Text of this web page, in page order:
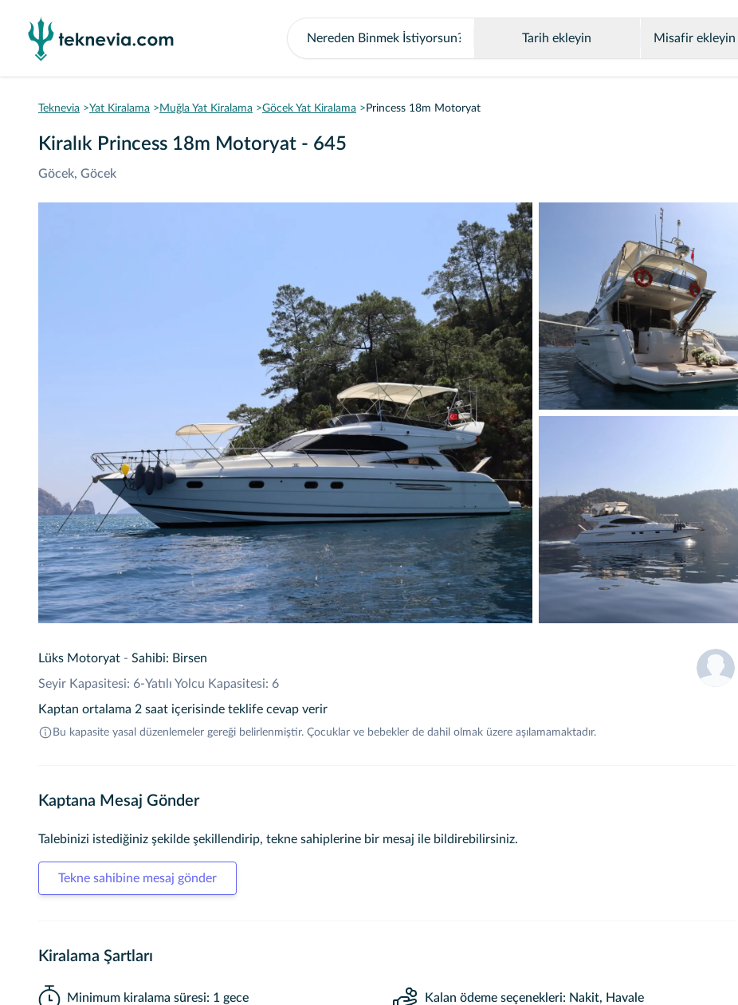
Tarih ekleyin Misafir ekleyin
Teknevia Yat Kiralama Muğla Yat Kiralama Göcek Yat Kiralama Princess 18m Motoryat
Kiralık Princess 18m Motoryat - 645
Göcek, Göcek
Lüks Motoryat - Sahibi: Birsen
Seyir Kapasitesi: 6-Yatılı Yolcu Kapasitesi: 6
Kaptan ortalama 2 saat içerisinde teklife cevap verir
Bu kapasite yasal düzenlemeler gereği belirlenmiştir. Çocuklar ve bebekler de dahil olmak üzere aşılamamaktadır.
Kaptana Mesaj Gönder
Talebinizi istediğiniz şekilde şekillendirip, tekne sahiplerine bir mesaj ile bildirebilirsiniz.
Tekne sahibine mesaj gönder
Kiralama Şartları
Minimum kiralama süresi: 1 gece Kalan ödeme seçenekleri: Nakit, Havale